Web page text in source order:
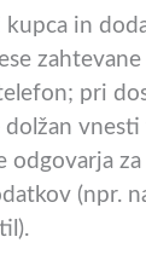
kupca in
pri
dolžan
odgovarja
(npr.